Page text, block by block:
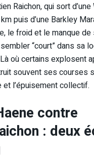
Raichon, qui sort
puis d’une Barkley
le froid et le manque
“court” dans sa
où certains explosent
souvent ses courses
l’épuisement collectif.
contre
: deux